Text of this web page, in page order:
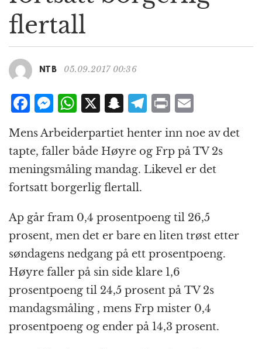
g
i
flertall
NTB 05.09.2017 00:36
F
c
e
b
o
o
k
M
e
ss
e
n
g
e
r
W
at
s
A
p
p
X S
n
a
p
c
h
at
T
e
g
r
m
P
n
t
ai
l
Mens Arbeiderpartiet henter inn noe av det
tapte, faller både Høyre og Frp på TV 2s
meningsmåling mandag. Likevel er det
fortsatt borgerlig flertall.
Ap går fram 0,4 prosentpoeng til 26,5
prosent, men det er bare en liten trøst etter
søndagens nedgang på ett prosentpoeng.
Høyre faller på sin side klare 1,6
prosentpoeng til 24,5 prosent på TV 2s
mandagsmåling , mens Frp mister 0,4
prosentpoeng og ender på 14,3 prosent.